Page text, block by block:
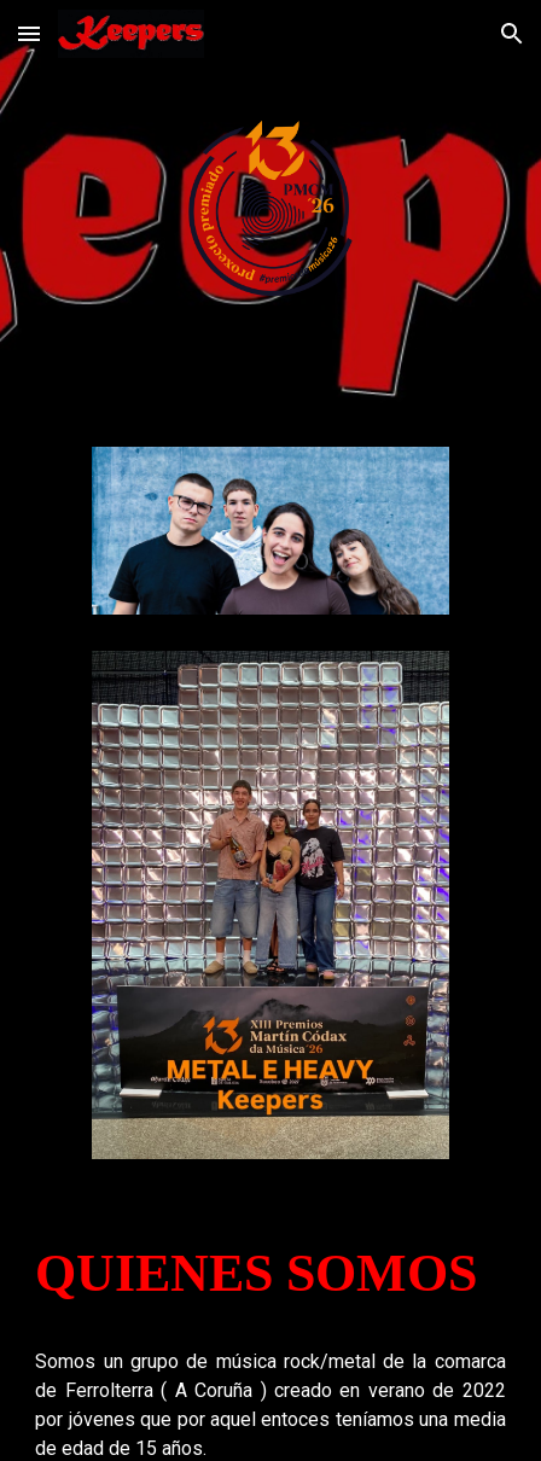
Skip to main content Skip to navigation
QUIENES SOMOS
Somos un grupo de música rock/metal de la comarca
de Ferrolterra ( A Coruña )creado en verano de 2022
por jóvenes que por aquel entoces teníamos una media
de edad de 15 años.